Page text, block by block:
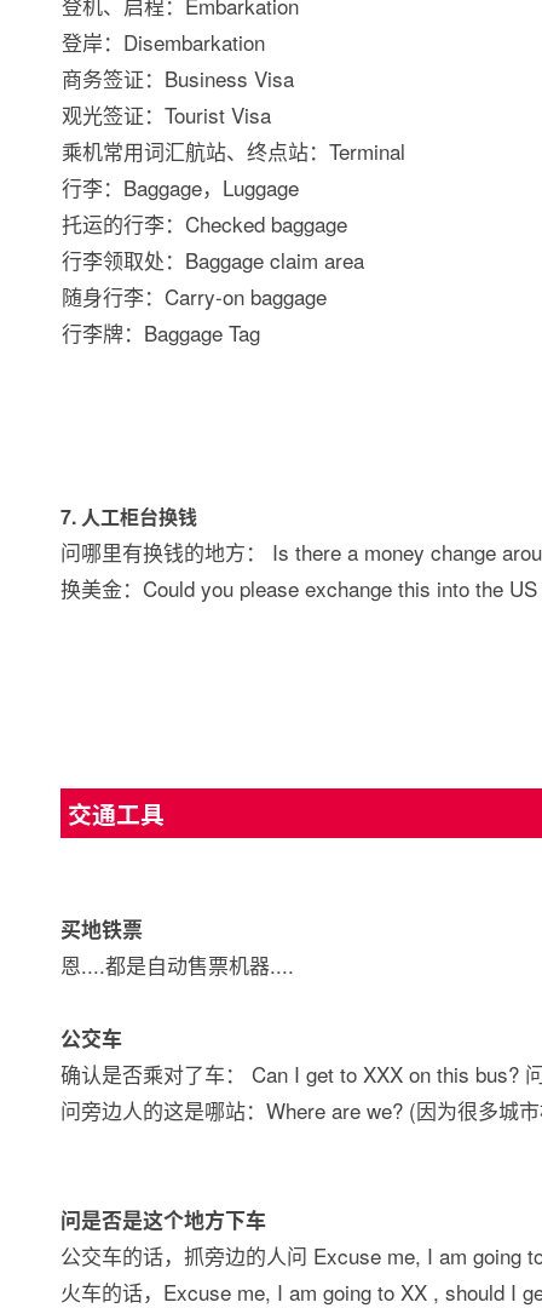
登岸：Disembarkation
商务签证：Business Visa
观光签证：Tourist Visa
乘机常用词汇航站、终点站：Terminal
行李：Baggage，Luggage
托运的行李：Checked baggage
行李领取处：Baggage claim area
随身行李：Carry-on baggage
行李牌：Baggage Tag
7. 人工柜台换钱
问哪里有换钱的地方： Is there a money change
换美金：Could you please exchange this into the
交通工具
买地铁票
恩....都是自动售票机器....
公交车
确认是否乘对了车： Can I get to XXX on this bus?
问旁边人的这是哪站：Where are we? (因为很多城
问是否是这个地方下车
公交车的话，抓旁边的人问 Excuse me, I am going
火车的话，Excuse me, I am going to XX , should I